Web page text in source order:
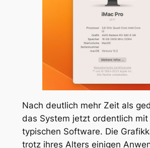
Nach deutlich mehr Zeit als
das System jetzt ordentlich mit
typischen Software. Die
trotz ihres Alters einigen